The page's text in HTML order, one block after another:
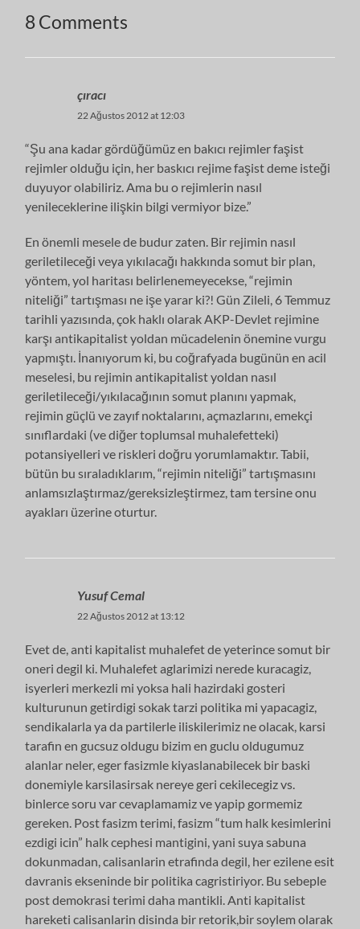
8 Comments
çıracı
22 Ağustos 2012 at 12:03
“Şu ana kadar gördüğümüz en bakıcı rejimler faşist
rejimler olduğu için, her baskıcı rejime faşist deme isteği
duyuyor olabiliriz. Ama bu o rejimlerin nasıl
yenileceklerine ilişkin bilgi vermiyor bize.”
En önemli mesele de budur zaten. Bir rejimin nasıl
geriletileceği veya yıkılacağı hakkında somut bir plan,
yöntem, yol haritası belirlenemeyecekse, “rejimin
niteliği” tartışması ne işe yarar ki?! Gün Zileli, 6 Temmuz
tarihli yazısında, çok haklı olarak AKP-Devlet rejimine
karşı antikapitalist yoldan mücadelenin önemine vurgu
yapmıştı. İnanıyorum ki, bu coğrafyada bugünün en acil
meselesi, bu rejimin antikapitalist yoldan nasıl
geriletileceği/yıkılacağının somut planını yapmak,
rejimin güçlü ve zayıf noktalarını, açmazlarını, emekçi
sınıflardaki (ve diğer toplumsal muhalefetteki)
potansiyelleri ve riskleri doğru yorumlamaktır. Tabii,
bütün bu sıraladıklarım, “rejimin niteliği” tartışmasını
anlamsızlaştırmaz/gereksizleştirmez, tam tersine onu
ayakları üzerine oturtur.
Yusuf Cemal
22 Ağustos 2012 at 13:12
Evet de, anti kapitalist muhalefet de yeterince somut bir
oneri degil ki. Muhalefet aglarimizi nerede kuracagiz,
isyerleri merkezli mi yoksa hali hazirdaki gosteri
kulturunun getirdigi sokak tarzi politika mi yapacagiz,
sendikalarla ya da partilerle iliskilerimiz ne olacak, karsi
tarafin en gucsuz oldugu bizim en guclu oldugumuz
alanlar neler, eger fasizmle kiyaslanabilecek bir baski
donemiyle karsilasirsak nereye geri cekilecegiz vs.
binlerce soru var cevaplamamiz ve yapip gormemiz
gereken. Post fasizm terimi, fasizm “tum halk kesimlerini
ezdigi icin” halk cephesi mantigini, yani suya sabuna
dokunmadan, calisanlarin etrafinda degil, her ezilene esit
davranis ekseninde bir politika cagristiriyor. Bu sebeple
post demokrasi terimi daha mantikli. Anti kapitalist
hareketi calisanlarin disinda bir retorik,bir soylem olarak